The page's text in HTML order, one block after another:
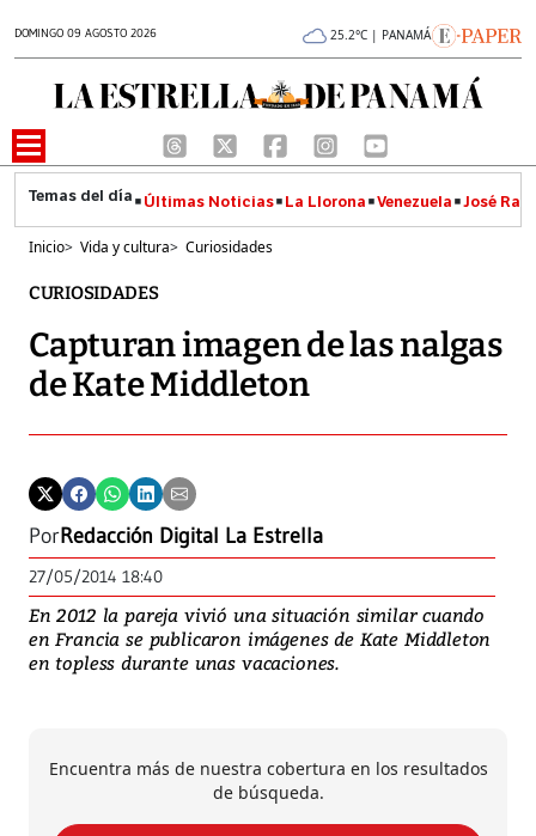
DOMINGO 09 AGOSTO 2026 25.2°C | PANAMÁ
Últimas Noticias La Llorona Venezuela José
Inicio> Vida y cultura> Curiosidades
CURIOSIDADES
Capturan imagen de las nalgas
de Kate Middleton
PorRedacción Digital La Estrella
27/05/2014 18:40
En 2012 la pareja vivió una situación similar cuando
en Francia se publicaron imágenes de Kate Middleton
en topless durante unas vacaciones.
Encuentra más de nuestra cobertura en los resultados
de búsqueda.